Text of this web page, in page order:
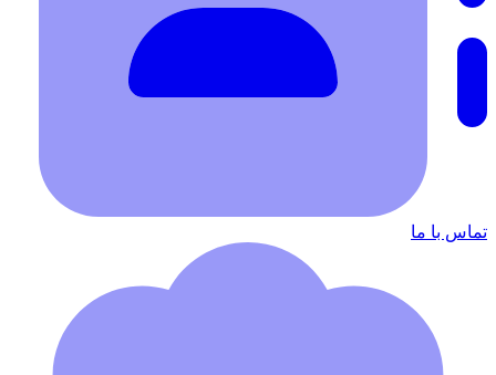
تماس با ما